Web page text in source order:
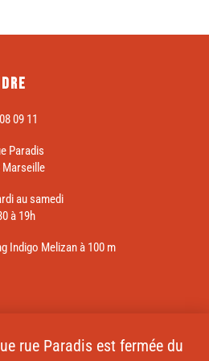
rue Paradis est fermée du
09 11
Paradis
Marseille
au samedi
à 19h
Indigo Melizan à 100 m